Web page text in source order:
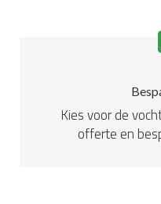
Kies voor de
offerte en